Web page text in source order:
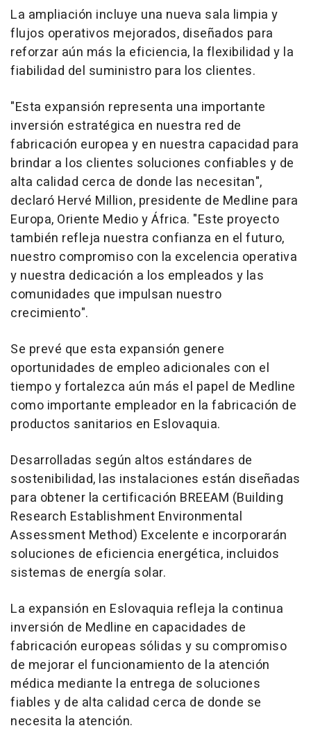
La ampliación incluye una nueva sala limpia y
flujos operativos mejorados, diseñados para
reforzar aún más la eficiencia, la flexibilidad y la
fiabilidad del suministro para los clientes.
"Esta expansión representa una importante
inversión estratégica en nuestra red de
fabricación europea y en nuestra capacidad para
brindar a los clientes soluciones confiables y de
alta calidad cerca de donde las necesitan",
declaró Hervé Million, presidente de Medline para
Europa, Oriente Medio y África. "Este proyecto
también refleja nuestra confianza en el futuro,
nuestro compromiso con la excelencia operativa
y nuestra dedicación a los empleados y las
comunidades que impulsan nuestro
crecimiento".
Se prevé que esta expansión genere
oportunidades de empleo adicionales con el
tiempo y fortalezca aún más el papel de Medline
como importante empleador en la fabricación de
productos sanitarios en Eslovaquia.
Desarrolladas según altos estándares de
sostenibilidad, las instalaciones están diseñadas
para obtener la certificación BREEAM (Building
Research Establishment Environmental
Assessment Method) Excelente e incorporarán
soluciones de eficiencia energética, incluidos
sistemas de energía solar.
La expansión en Eslovaquia refleja la continua
inversión de Medline en capacidades de
fabricación europeas sólidas y su compromiso
de mejorar el funcionamiento de la atención
médica mediante la entrega de soluciones
fiables y de alta calidad cerca de donde se
necesita la atención.